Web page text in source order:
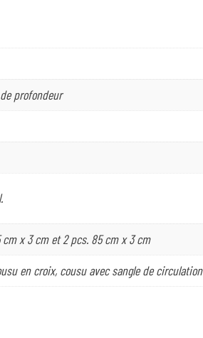
profondeur
x 3 cm et 2 pcs. 85 cm x 3 cm
en croix, cousu avec sangle de circulation